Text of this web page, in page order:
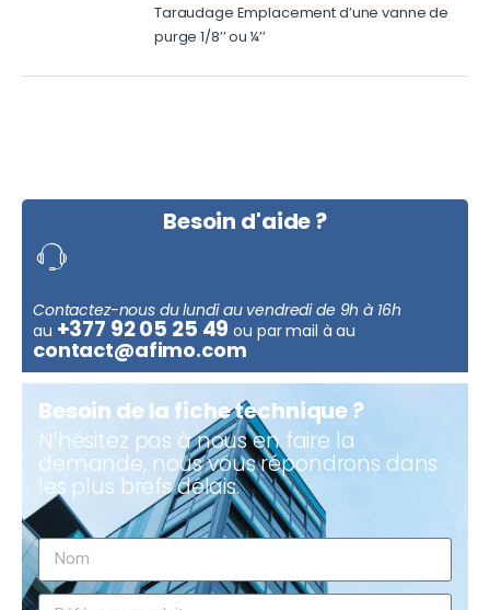
Taraudage Emplacement d’une vanne de
purge 1/8’’ ou ¼’’
Besoin d'aide ?
Contactez-nous du lundi au vendredi de 9h à 16h
au +377 92 05 25 49 ou par mail à au
contact@afimo.com
Besoin de la fiche technique ?
N’hésitez pas à nous en faire la
demande, nous vous répondrons dans
les plus brefs délais.